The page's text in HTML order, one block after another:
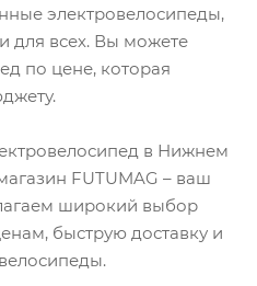
электровелосипеды,
для всех. Вы можете
по цене, которая
в Нижнем
FUTUMAG – ваш
широкий выбор
быструю доставку и